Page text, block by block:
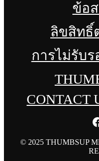
ข้อ
ลิขสิทธิ์
การไม่รับร
CONTACT
© 2025 THUMBSUP